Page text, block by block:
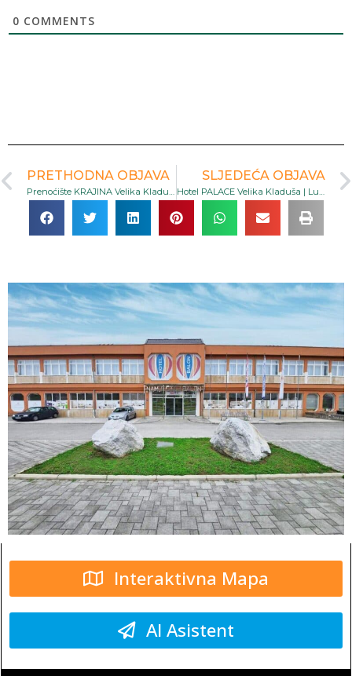
0 COMMENTS
PRETHODNA OBJAVA
Prenoćište KRAJINA Velika Kladuša | Praktičan smještaj u prirodnom okruženju s besplatnim parkingom i zajedničkim salonom
SLJEDEĆA OBJAVA
Hotel PALACE Velika Kladuša | Luksuzan smještaj s restoranom, saunom i modernim sadržajima u centru grada
Interaktivna Mapa
AI Asistent